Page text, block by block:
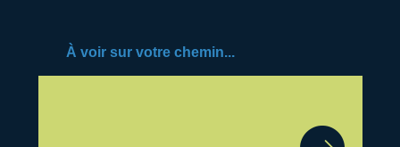
À voir sur votre chemin...